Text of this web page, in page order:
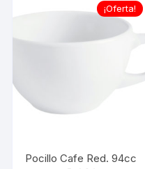
¡Oferta!
Pocillo Cafe Red. 94cc